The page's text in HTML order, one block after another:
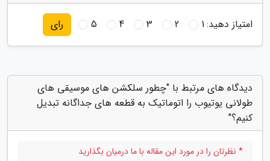
امتیاز دهید:1
2
3
4
5 رای
دیدگاه های مرتبط با "چطور سلکشن های موسیقی های
طولانی یوتیوب را اتوماتیک به قطعه های جداگانه تبدیل
کنیم؟"
* نظرتان را در مورد این مقاله با ما درمیان بگذارید